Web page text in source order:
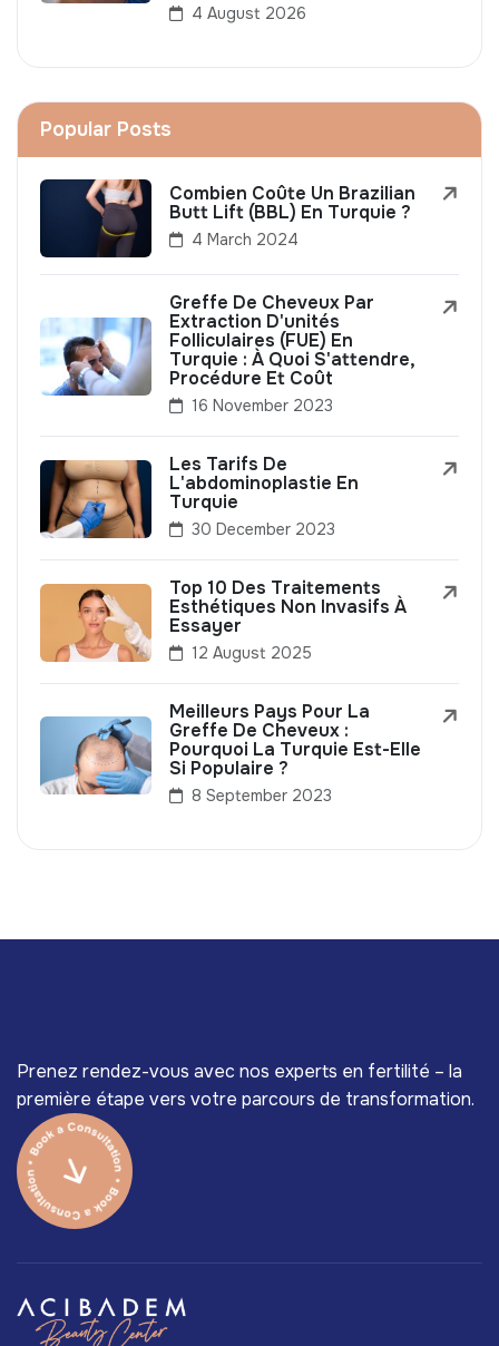
4 August 2026
Popular Posts
Combien Coûte Un Brazilian
Butt Lift (BBL) En Turquie ?
4 March 2024
Greffe De Cheveux Par
Extraction D'unités
Folliculaires (FUE) En
Turquie : À Quoi S'attendre,
Procédure Et Coût
16 November 2023
Les Tarifs De
L'abdominoplastie En
Turquie
30 December 2023
Top 10 Des Traitements
Esthétiques Non Invasifs À
Essayer
12 August 2025
Meilleurs Pays Pour La
Greffe De Cheveux :
Pourquoi La Turquie Est-Elle
Si Populaire ?
8 September 2023
Prenez rendez-vous avec nos experts en fertilité – la
première étape vers votre parcours de transformation.